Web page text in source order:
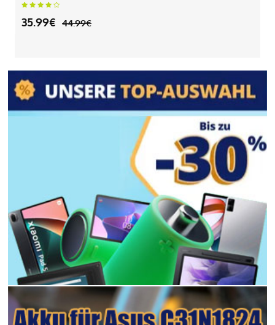
35.99€ 44.99€